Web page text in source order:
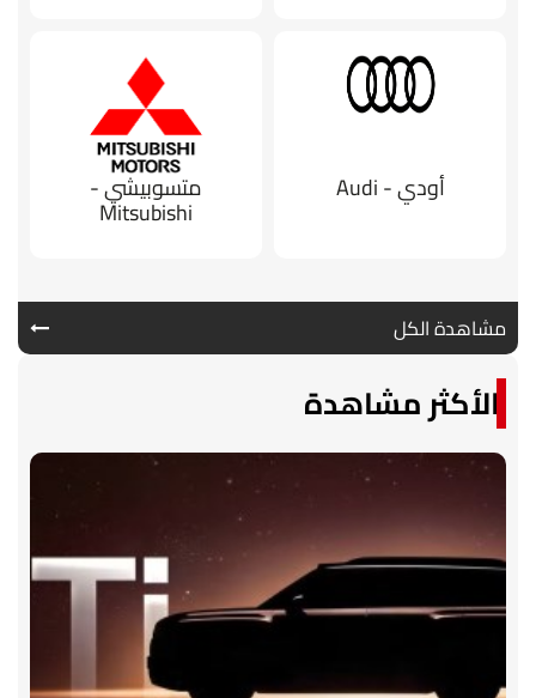
أودي - Audi متسوبيشي -
Mitsubishi
مشاهدة الكل
الأكثر مشاهدة